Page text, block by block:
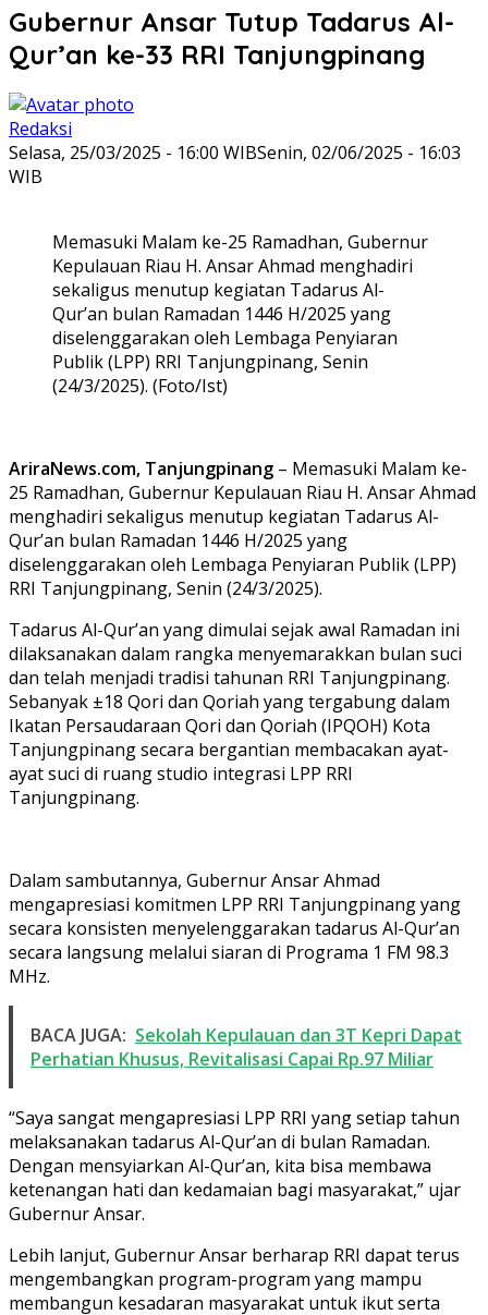
Gubernur Ansar Tutup Tadarus Al-
Qur’an ke-33 RRI Tanjungpinang
Redaksi
Selasa, 25/03/2025 - 16:00 WIBSenin, 02/06/2025 - 16:03
WIB
Memasuki Malam ke-25 Ramadhan, Gubernur
Kepulauan Riau H. Ansar Ahmad menghadiri
sekaligus menutup kegiatan Tadarus Al-
Qur’an bulan Ramadan 1446 H/2025 yang
diselenggarakan oleh Lembaga Penyiaran
Publik (LPP) RRI Tanjungpinang, Senin
(24/3/2025). (Foto/Ist)
AriraNews.com, Tanjungpinang – Memasuki Malam ke-
25 Ramadhan, Gubernur Kepulauan Riau H. Ansar Ahmad
menghadiri sekaligus menutup kegiatan Tadarus Al-
Qur’an bulan Ramadan 1446 H/2025 yang
diselenggarakan oleh Lembaga Penyiaran Publik (LPP)
RRI Tanjungpinang, Senin (24/3/2025).
Tadarus Al-Qur’an yang dimulai sejak awal Ramadan ini
dilaksanakan dalam rangka menyemarakkan bulan suci
dan telah menjadi tradisi tahunan RRI Tanjungpinang.
Sebanyak ±18 Qori dan Qoriah yang tergabung dalam
Ikatan Persaudaraan Qori dan Qoriah (IPQOH) Kota
Tanjungpinang secara bergantian membacakan ayat-
ayat suci di ruang studio integrasi LPP RRI
Tanjungpinang.
Dalam sambutannya, Gubernur Ansar Ahmad
mengapresiasi komitmen LPP RRI Tanjungpinang yang
secara konsisten menyelenggarakan tadarus Al-Qur’an
secara langsung melalui siaran di Programa 1 FM 98.3
MHz.
BACA JUGA: Sekolah Kepulauan dan 3T Kepri Dapat
Perhatian Khusus, Revitalisasi Capai Rp.97 Miliar
“Saya sangat mengapresiasi LPP RRI yang setiap tahun
melaksanakan tadarus Al-Qur’an di bulan Ramadan.
Dengan mensyiarkan Al-Qur’an, kita bisa membawa
ketenangan hati dan kedamaian bagi masyarakat,” ujar
Gubernur Ansar.
Lebih lanjut, Gubernur Ansar berharap RRI dapat terus
mengembangkan program-program yang mampu
membangun kesadaran masyarakat untuk ikut serta